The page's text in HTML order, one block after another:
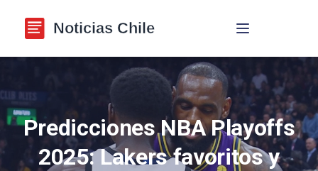
Navegación de
Predicciones NBA Playoffs
2025: Lakers favoritos y